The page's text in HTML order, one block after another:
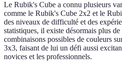
Le Rubik's Cube a connu plusieurs
comme le Rubik's Cube 2x2 et le
des niveaux de difficulté et des
statistiques, il existe désormais plus
combinaisons possibles de couleurs
3x3, faisant de lui un défi aussi
novices et les professionnels.